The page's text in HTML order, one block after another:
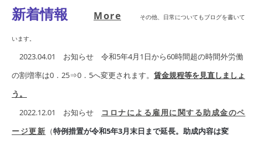
新着情報 More その他、日常についてもブログを書いて
います。
​ 2023.04.01 お知らせ 令和5年4月1日から60時間超の時間外労働
の割増率は0．25⇒0．5へ変更されます。 賃金規程等を見直しましょ
う。
2022.12.01 お知らせ
コロナによる雇用に関する助成金のペ
ージ更新 （特例措置が令和5年3月末日まで延長。助成内容は変